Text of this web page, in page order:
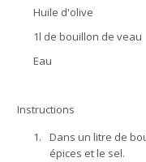
Huile d'olive
1l de bouillon de veau
Eau
Instructions
1.
Dans un litre de
épices et le sel.